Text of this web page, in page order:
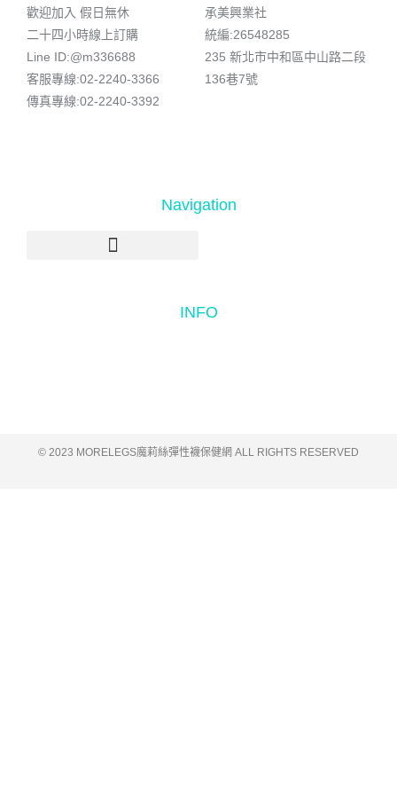
歡迎加入 假日無休
二十四小時線上訂購
Line ID:@m336688
客服專線:02-2240-3366
傳真專線:02-2240-3392
承美興業社
統編:26548285
235 新北市中和區中山路二段
136巷7號
Navigation
INFO
© 2023 MORELEGS魔莉絲彈性襪保健網 ALL RIGHTS RESERVED